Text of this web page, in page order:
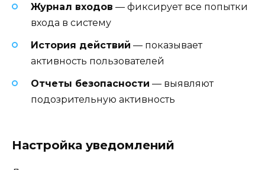
Журнал входов — фиксирует все попытки
входа в систему
История действий — показывает
активность пользователей
Отчеты безопасности — выявляют
подозрительную активность
Настройка уведомлений